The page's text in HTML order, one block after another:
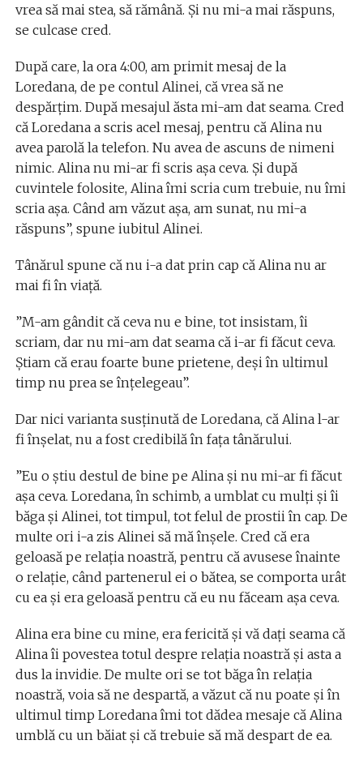
vrea să mai stea, să rămână. Și nu mi-a mai răspuns,
se culcase cred.
După care, la ora 4:00, am primit mesaj de la
Loredana, de pe contul Alinei, că vrea să ne
despărțim. După mesajul ăsta mi-am dat seama. Cred
că Loredana a scris acel mesaj, pentru că Alina nu
avea parolă la telefon. Nu avea de ascuns de nimeni
nimic. Alina nu mi-ar fi scris așa ceva. Și după
cuvintele folosite, Alina îmi scria cum trebuie, nu îmi
scria așa. Când am văzut așa, am sunat, nu mi-a
răspuns”, spune iubitul Alinei.
Tânărul spune că nu i-a dat prin cap că Alina nu ar
mai fi în viață.
”M-am gândit că ceva nu e bine, tot insistam, îi
scriam, dar nu mi-am dat seama că i-ar fi făcut ceva.
Știam că erau foarte bune prietene, deși în ultimul
timp nu prea se înțelegeau”.
Dar nici varianta susținută de Loredana, că Alina l-ar
fi înșelat, nu a fost credibilă în fața tânărului.
”Eu o știu destul de bine pe Alina și nu mi-ar fi făcut
așa ceva. Loredana, în schimb, a umblat cu mulți și îi
băga și Alinei, tot timpul, tot felul de prostii în cap. De
multe ori i-a zis Alinei să mă înșele. Cred că era
geloasă pe relația noastră, pentru că avusese înainte
o relație, când partenerul ei o bătea, se comporta urât
cu ea și era geloasă pentru că eu nu făceam așa ceva.
Alina era bine cu mine, era fericită și vă dați seama că
Alina îi povestea totul despre relația noastră și asta a
dus la invidie. De multe ori se tot băga în relația
noastră, voia să ne despartă, a văzut că nu poate și în
ultimul timp Loredana îmi tot dădea mesaje că Alina
umblă cu un băiat și că trebuie să mă despart de ea.